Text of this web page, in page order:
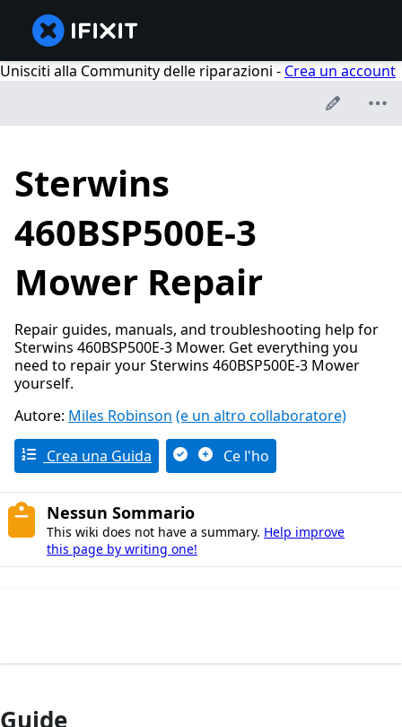
Unisciti alla Community delle riparazioni - Crea un account
Sterwins
460BSP500E-3
Mower Repair
Repair guides, manuals, and troubleshooting help for
Sterwins 460BSP500E-3 Mower. Get everything you
need to repair your Sterwins 460BSP500E-3 Mower
yourself.
Autore: Miles Robinson (e un altro collaboratore)
Crea una Guida Ce l'ho
Nessun Sommario
This wiki does not have a summary. Help improve
this page by writing one!
Guide